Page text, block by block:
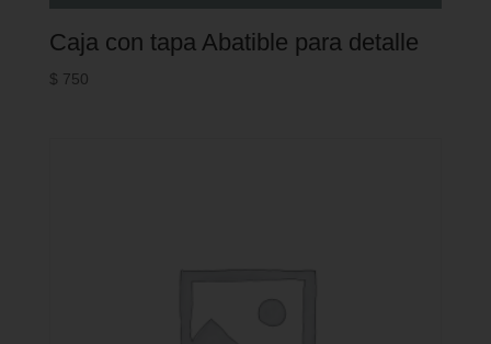
Caja con tapa Abatible para detalle
$ 750